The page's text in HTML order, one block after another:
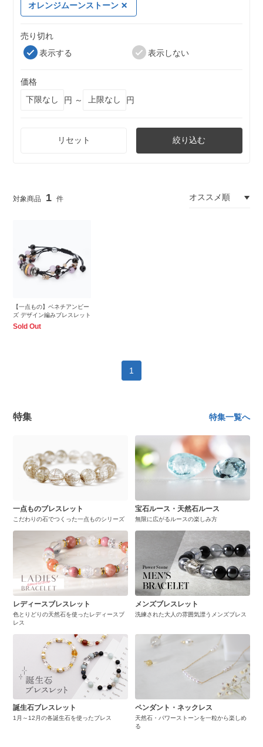
オレンジムーンストーン
売り切れ
表示する
表示しない
価格
円 ～
円
リセット 絞り込む
1
【一点もの】ベネチアンビー
ズ デザイン編みブレスレット
Sold Out
1
特集 特集一覧へ
一点ものブレスレット
こだわりの石でつくった一点ものシリーズ
宝石ルース・天然石ルース
無限に広がるルースの楽しみ方
レディースブレスレット
色とりどりの天然石を使ったレディースブ
レス
メンズブレスレット
洗練された大人の雰囲気漂うメンズブレス
誕生石ブレスレット
1月～12月の各誕生石を使ったブレス
ペンダント・ネックレス
天然石・パワーストーンを一粒から楽しめ
る